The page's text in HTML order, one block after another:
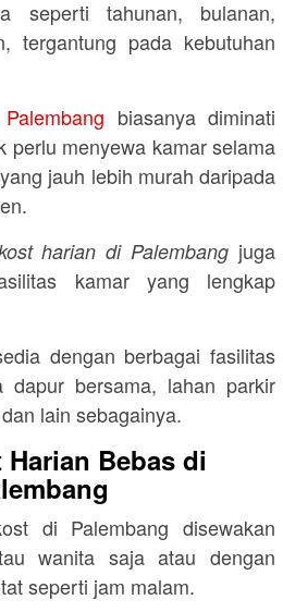
seperti tahunan, bulanan,
tergantung pada kebutuhan
biasanya diminati
perlu menyewa kamar selama
jauh lebih murah daripada
harian di Palembang juga
kamar yang lengkap
dengan berbagai fasilitas
dapur bersama, lahan parkir
lain sebagainya.
Harian Bebas di
di Palembang disewakan
wanita saja atau dengan
seperti jam malam.